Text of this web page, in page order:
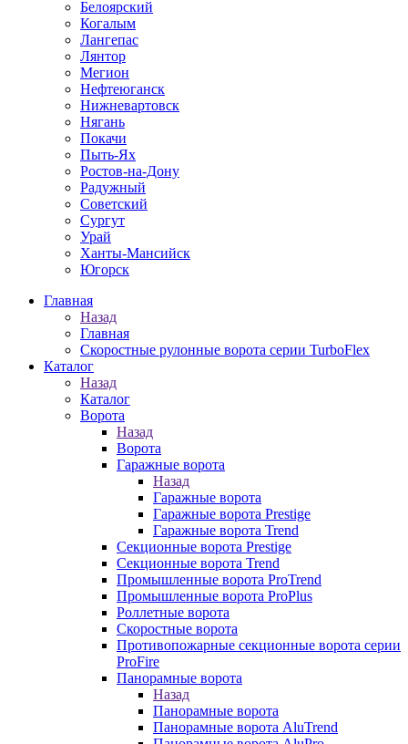
Белоярский
Когалым
Лангепас
Лянтор
Мегион
Нефтеюганск
Нижневартовск
Нягань
Покачи
Пыть-Ях
Рoстов-на-Дону
Радужный
Советский
Сургут
Урай
Ханты-Мансийск
Югорск
Главная
Назад
Главная
Скоростные рулонные ворота серии TurboFlex
Каталог
Назад
Каталог
Ворота
Назад
Ворота
Гаражные ворота
Назад
Гаражные ворота
Гаражные ворота Prestige
Гаражные ворота Trend
Секционные ворота Prestige
Секционные ворота Trend
Промышленные ворота ProTrend
Промышленные ворота ProPlus
Роллетные ворота
Скоростные ворота
Противопожарные секционные ворота серии
ProFire
Панорамные ворота
Назад
Панорамные ворота
Панорамные ворота AluTrend